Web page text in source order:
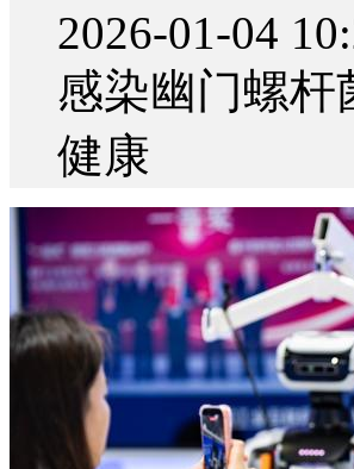
2026-01-04
感染幽门螺杆
健康